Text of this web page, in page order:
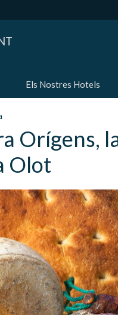
Els Nostres Hotels
Orígens,
Olot